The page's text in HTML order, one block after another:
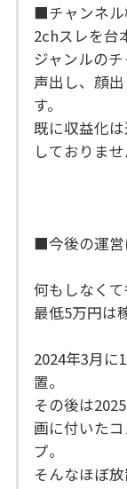
■チャンネル
2chスレを台
ジャンルのチ
声出し、顔
す。
既に収益化
しておりま
■今後の運営
何もしなく
最低5万円は
2024年3月に
置。
その後は
画に付いた
プ。
そんなほぼ